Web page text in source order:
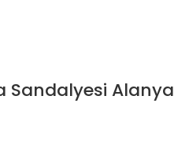
Sandalyesi Alanya